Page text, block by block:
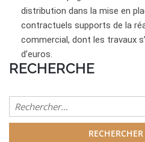
distribution dans la mise en
contractuels supports de la
commercial, dont les travaux
d’euros.
RECHERCHE
Rechercher :